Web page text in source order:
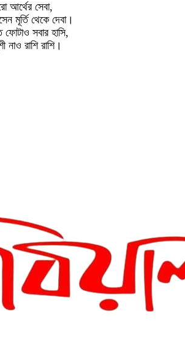
আর্থের সেবা,
মূর্তি থেকে দেবা।
ফোটাও সবার হাসি,
রাশি রাশি।